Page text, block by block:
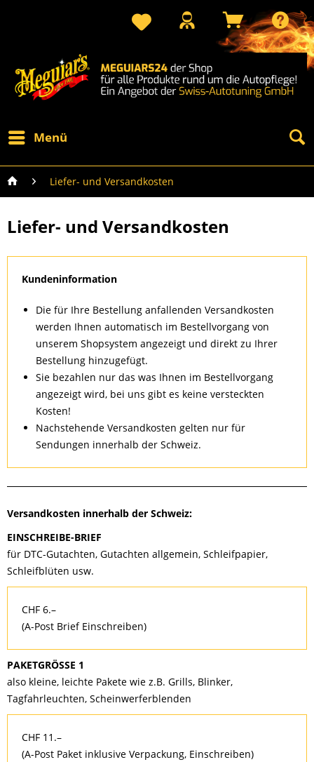
Menü
Liefer- und Versandkosten
Liefer- und Versandkosten
Kundeninformation
Die für Ihre Bestellung anfallenden Versandkosten
werden Ihnen automatisch im Bestellvorgang von
unserem Shopsystem angezeigt und direkt zu Ihrer
Bestellung hinzugefügt.
Sie bezahlen nur das was Ihnen im Bestellvorgang
angezeigt wird, bei uns gibt es keine versteckten
Kosten!
Nachstehende Versandkosten gelten nur für
Sendungen innerhalb der Schweiz.
Versandkosten innerhalb der Schweiz:
EINSCHREIBE-BRIEF
für DTC-Gutachten, Gutachten allgemein, Schleifpapier,
Schleifblüten usw.
CHF 6.–
(A-Post Brief Einschreiben)
PAKETGRÖSSE 1
also kleine, leichte Pakete wie z.B. Grills, Blinker,
Tagfahrleuchten, Scheinwerferblenden
CHF 11.–
(A-Post Paket inklusive Verpackung, Einschreiben)